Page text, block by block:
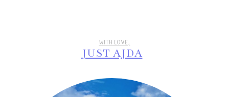
WITH LOVE,
JUST AJDA